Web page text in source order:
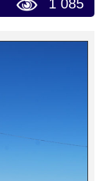
1 085